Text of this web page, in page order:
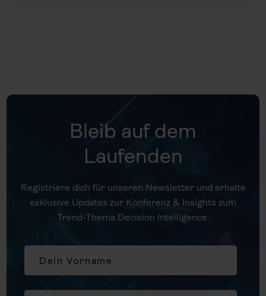
Bleib auf dem
Laufenden
Registriere dich für unseren Newsletter und erhalte
exklusive Updates zur Konferenz & Insights zum
Trend-Thema Decision Intelligence.